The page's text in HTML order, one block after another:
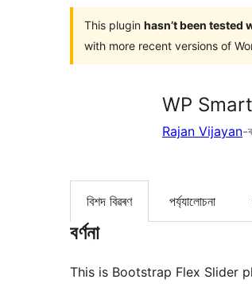
This plugin hasn’t been tested
with more recent versions of
WP
Rajan Vijayan-
বিশদ বিৱৰণ পৰ্য্যালোচনা
বৰ্ণনা
This is Bootstrap Flex Slider